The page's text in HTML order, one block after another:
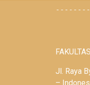
Jl. Raya
–